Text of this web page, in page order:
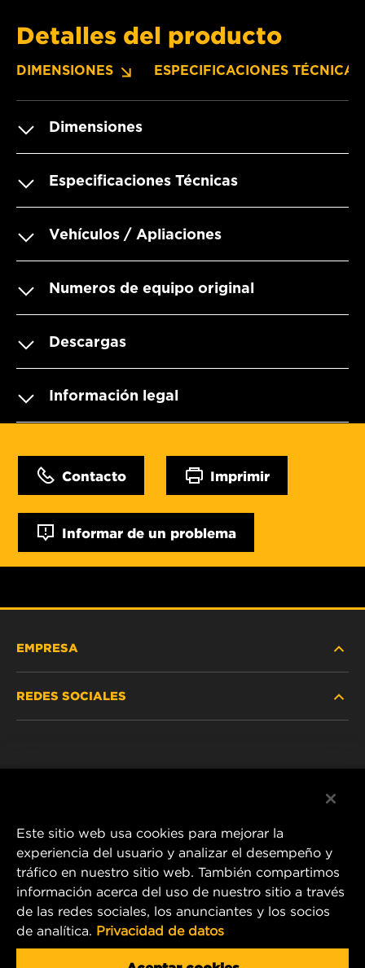
Detalles del producto
DIMENSIONES ESPECIFICACIONES TÉCNICAS
Dimensiones
Especificaciones Técnicas
Vehículos / Apliaciones
Numeros de equipo original
Descargas
Información legal
Contacto Imprimir
Informar de un problema
EMPRESA
REDES SOCIALES
1 Wix Way
P.O. Box 1967
Gastonia, NC 28054
Product & Customer Service Email:
Este sitio web usa cookies para mejorar la
experiencia del usuario y analizar el desempeño y
tráfico en nuestro sitio web. También compartimos
información acerca del uso de nuestro sitio a través
de las redes sociales, los anunciantes y los socios
de analítica. Privacidad de datos